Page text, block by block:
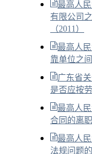
最高人
有限公司
（2011）
最高人
靠单位之
广东省
是否应按
最高人
合同的离
最高人
法规问题